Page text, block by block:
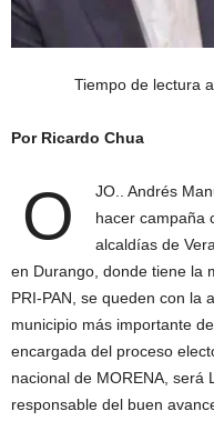
Tiempo de lectura
Por Ricardo Chua
O
JO.. Andrés
hacer campaña
alcaldías de
en Durango, donde tiene la
PRI-PAN, se queden con la
municipio más importante
encargada del proceso
nacional de MORENA, será
responsable del buen